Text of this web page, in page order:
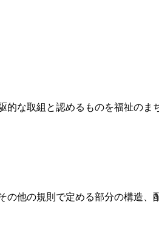
な取組と認めるものを福祉のま
他の規則で定める部分の構造、